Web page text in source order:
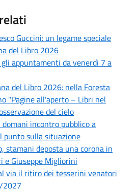
Guccini: un legame speciale
del Libro 2026
appuntamenti da venerdì 7 a
del Libro 2026: nella Foresta
"Pagine all'aperto – Libri nel
del cielo
incontro pubblico a
punto sulla situazione
stamani deposta una corona in
e Giuseppe Migliorini
via il ritiro dei tesserini venatori
2027